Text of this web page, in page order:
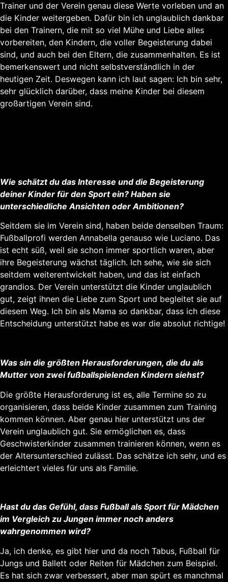
Trainer und der Verein genau diese Werte vorleben und an
die Kinder weitergeben. Dafür bin ich unglaublich dankbar
bei den Trainern, die mit so viel Mühe und Liebe alles
vorbereiten, den Kindern, die voller Begeisterung dabei
sind, und auch bei den Eltern, die zusammenhalten. Es ist
bemerkenswert und nicht selbstverständlich in der
heutigen Zeit. Deswegen kann ich laut sagen: Ich bin sehr,
sehr glücklich darüber, dass meine Kinder bei diesem
großartigen Verein sind.
Wie schätzt du das Interesse und die Begeisterung
deiner Kinder für den Sport ein? Haben sie
unterschiedliche Ansichten oder Ambitionen?
Seitdem sie im Verein sind, haben beide denselben Traum:
Fußballprofi werden Annabella genauso wie Luciano. Das
ist echt süß, weil sie schon immer sportlich waren, aber
ihre Begeisterung wächst täglich. Ich sehe, wie sie sich
seitdem weiterentwickelt haben, und das ist einfach
grandios. Der Verein unterstützt die Kinder unglaublich
gut, zeigt ihnen die Liebe zum Sport und begleitet sie auf
diesem Weg. Ich bin als Mama so dankbar, dass ich diese
Entscheidung unterstützt habe es war die absolut richtige!
Was sin die größten Herausforderungen, die du als
Mutter von zwei fußballspielenden Kindern siehst?
Die größte Herausforderung ist es, alle Termine so zu
organisieren, dass beide Kinder zusammen zum Training
kommen können. Aber genau hier unterstützt uns der
Verein unglaublich gut. Sie ermöglichen es, dass
Geschwisterkinder zusammen trainieren können, wenn es
der Altersunterschied zulässt. Das schätze ich sehr, und es
erleichtert vieles für uns als Familie.
Hast du das Gefühl, dass Fußball als Sport für Mädchen
im Vergleich zu Jungen immer noch anders
wahrgenommen wird?
Ja, ich denke, es gibt hier und da noch Tabus, Fußball für
Jungs und Ballett oder Reiten für Mädchen zum Beispiel.
Es hat sich zwar verbessert, aber man spürt es manchmal